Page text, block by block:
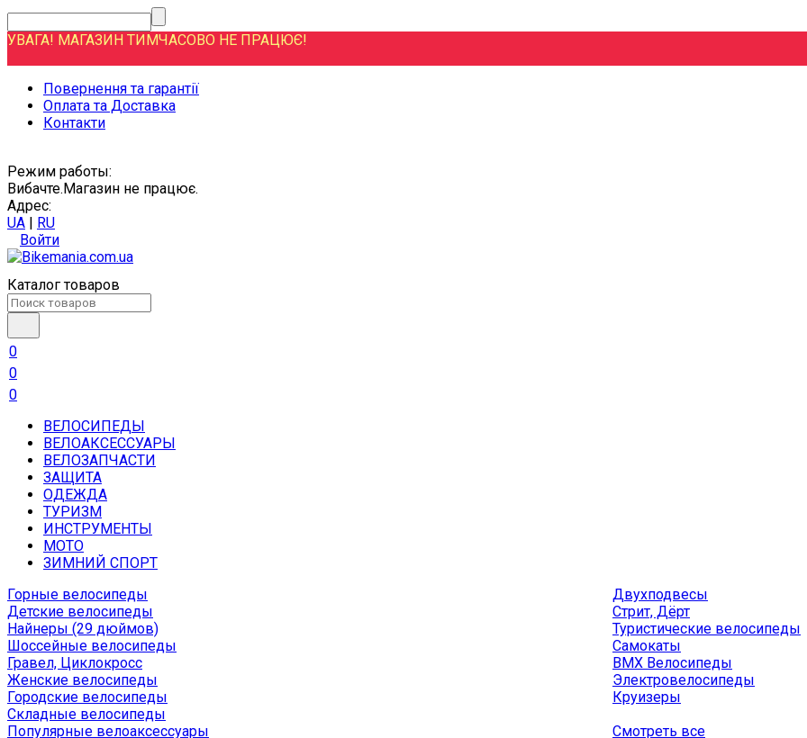
УВАГА! МАГАЗИН ТИМЧАСОВО НЕ ПРАЦЮЄ!
Повернення та гарантії
Оплата та Доставка
Контакти
Режим работы:
Вибачте.Магазин не працює.
Адрес:
UA | RU
Войти
Каталог товаров
0
0
0
ВЕЛОСИПЕДЫ
ВЕЛОАКСЕССУАРЫ
ВЕЛОЗАПЧАСТИ
ЗАЩИТА
ОДЕЖДА
ТУРИЗМ
ИНСТРУМЕНТЫ
МОТО
ЗИМНИЙ СПОРТ
Горные велосипеды
Детские велосипеды
Найнеры (29 дюймов)
Шоссейные велосипеды
Гравел, Циклокросс
Женские велосипеды
Городcкие велосипеды
Складные велосипеды
Двухподвесы
Стрит, Дёрт
Туристические велосипеды
Самокаты
BMX Велосипеды
Электровелосипеды
Круизеры
Популярные велоаксессуары
Смотреть все